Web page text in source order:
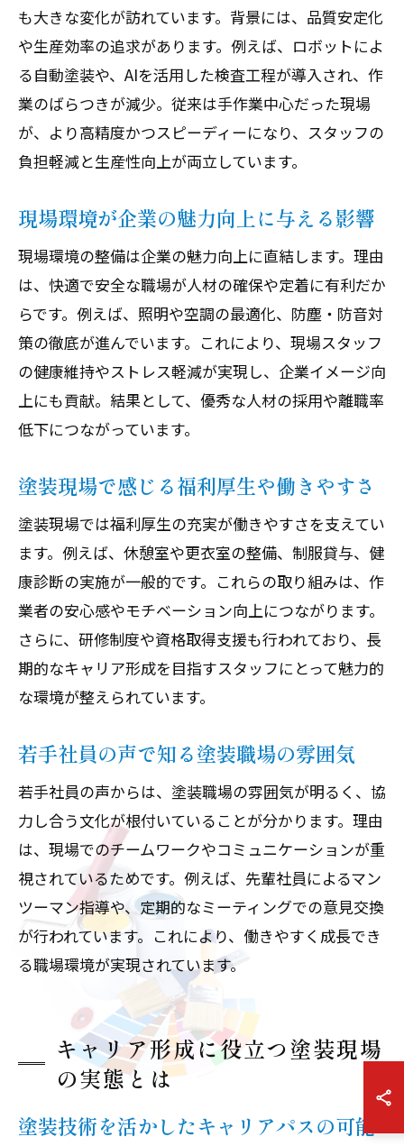
も大きな変化が訪れています。背景には、品質安定化
や生産効率の追求があります。例えば、ロボットによ
る自動塗装や、AIを活用した検査工程が導入され、作
業のばらつきが減少。従来は手作業中心だった現場
が、より高精度かつスピーディーになり、スタッフの
負担軽減と生産性向上が両立しています。
現場環境が企業の魅力向上に与える影響
現場環境の整備は企業の魅力向上に直結します。理由
は、快適で安全な職場が人材の確保や定着に有利だか
らです。例えば、照明や空調の最適化、防塵・防音対
策の徹底が進んでいます。これにより、現場スタッフ
の健康維持やストレス軽減が実現し、企業イメージ向
上にも貢献。結果として、優秀な人材の採用や離職率
低下につながっています。
塗装現場で感じる福利厚生や働きやすさ
塗装現場では福利厚生の充実が働きやすさを支えてい
ます。例えば、休憩室や更衣室の整備、制服貸与、健
康診断の実施が一般的です。これらの取り組みは、作
業者の安心感やモチベーション向上につながります。
さらに、研修制度や資格取得支援も行われており、長
期的なキャリア形成を目指すスタッフにとって魅力的
な環境が整えられています。
若手社員の声で知る塗装職場の雰囲気
若手社員の声からは、塗装職場の雰囲気が明るく、協
力し合う文化が根付いていることが分かります。理由
は、現場でのチームワークやコミュニケーションが重
視されているためです。例えば、先輩社員によるマン
ツーマン指導や、定期的なミーティングでの意見交換
が行われています。これにより、働きやすく成長でき
る職場環境が実現されています。
キャリア形成に役立つ塗装現場
の実態とは
塗装技術を活かしたキャリアパスの可能